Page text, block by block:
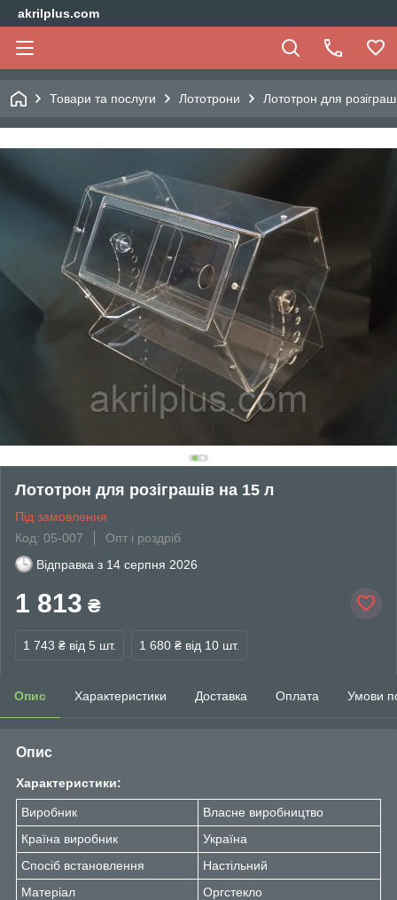
akrilplus.com
Товари та послуги Лототрони Лототрон для
Лототрон для розіграшів на 15 л
Під замовлення
Код: 05-007
Опт і роздріб
Відправка з 14 серпня 2026
1 813 ₴
1 743 ₴ від 5 шт. 1 680 ₴ від 10 шт.
Опис Характеристики Доставка Оплата Умови
Опис
Характеристики:
Виробник
Власне виробництво
Країна виробник
Україна
Спосіб встановлення
Настільний
Матеріал
Оргстекло